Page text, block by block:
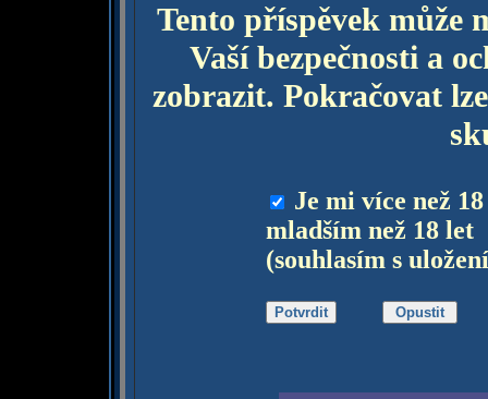
Tento příspěvek může
Vaší bezpečnosti a
zobrazit. Pokračovat
Je mi více než
mladším než 18 let
(souhlasím s